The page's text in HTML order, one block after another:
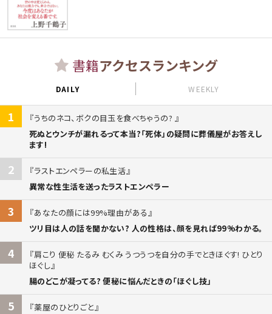
書籍アクセスランキング
DAILY WEEKLY
1
うちのネコ、ボクの目玉を食べちゃうの?
死ぬとウンチが漏れるって本当?「死体」の疑問に葬儀屋がお答えし
ます!
2
ラストエンペラーの私生活
異常な性生活を送ったラストエンペラー
3
あなたの顔には99%理由がある
ツリ目は人の話を聞かない? 人の性格は、顔を見れば99%わかる。
4
肩こり 便秘 たるみ むくみ うつうつを自分の手でときほぐす! ひとり
ほぐし
腸のどこが凝ってる? 便秘に悩んだときの「ほぐし技」
5
薬屋のひとりごと